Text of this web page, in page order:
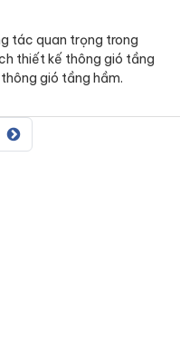
tác quan trọng trong
thiết kế thông gió tầng
gió tầng hầm.